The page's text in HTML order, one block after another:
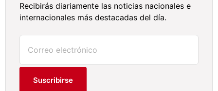
Recibirás diariamente las noticias nacionales e
internacionales más destacadas del día.
Suscribirse